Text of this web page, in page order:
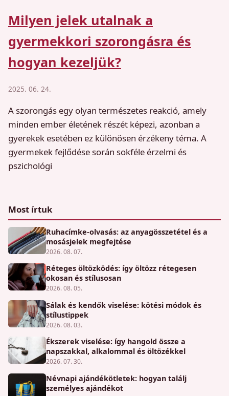
Milyen jelek utalnak a
gyermekkori szorongásra és
hogyan kezeljük?
2025. 06. 24.
A szorongás egy olyan természetes reakció, amely
minden ember életének részét képezi, azonban a
gyerekek esetében ez különösen érzékeny téma. A
gyermekek fejlődése során sokféle érzelmi és
pszichológi
Most írtuk
Ruhacímke-olvasás: az anyagösszetétel és a
mosásjelek megfejtése
2026. 08. 07.
Réteges öltözködés: így öltözz rétegesen
okosan és stílusosan
2026. 08. 05.
Sálak és kendők viselése: kötési módok és
stílustippek
2026. 08. 03.
Ékszerek viselése: így hangold össze a
napszakkal, alkalommal és öltözékkel
2026. 07. 30.
Névnapi ajándékötletek: hogyan találj
személyes ajándékot